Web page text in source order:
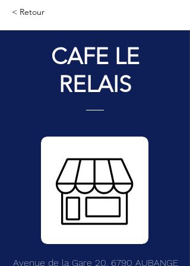
< Retour
CAFE LE
RELAIS
Avenue de la Gare 20, 6790 AUBANGE